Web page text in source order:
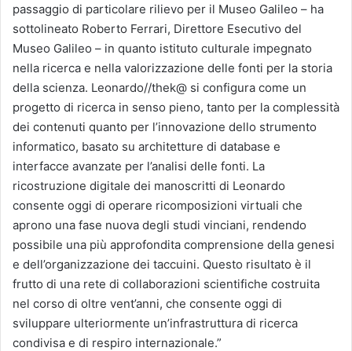
passaggio di particolare rilievo per il Museo Galileo – ha
sottolineato Roberto Ferrari, Direttore Esecutivo del
Museo Galileo – in quanto istituto culturale impegnato
nella ricerca e nella valorizzazione delle fonti per la storia
della scienza. Leonardo//thek@ si configura come un
progetto di ricerca in senso pieno, tanto per la complessità
dei contenuti quanto per l’innovazione dello strumento
informatico, basato su architetture di database e
interfacce avanzate per l’analisi delle fonti. La
ricostruzione digitale dei manoscritti di Leonardo
consente oggi di operare ricomposizioni virtuali che
aprono una fase nuova degli studi vinciani, rendendo
possibile una più approfondita comprensione della genesi
e dell’organizzazione dei taccuini. Questo risultato è il
frutto di una rete di collaborazioni scientifiche costruita
nel corso di oltre vent’anni, che consente oggi di
sviluppare ulteriormente un’infrastruttura di ricerca
condivisa e di respiro internazionale.”